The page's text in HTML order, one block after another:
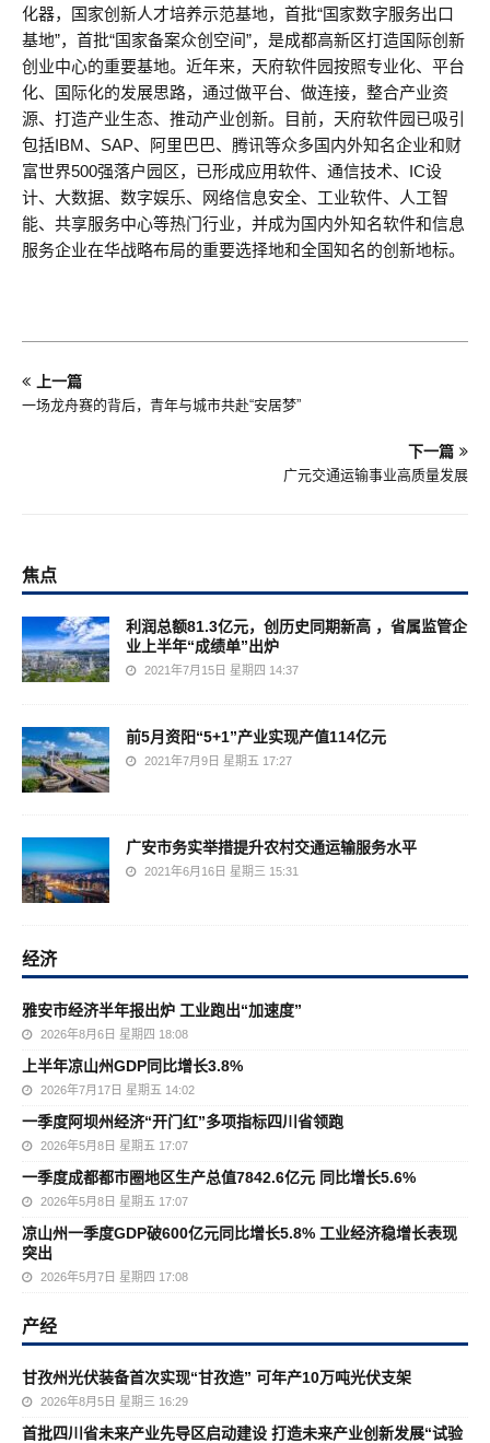
化器，国家创新人才培养示范基地，首批“国家数字服务出口
基地”，首批“国家备案众创空间”，是成都高新区打造国际创新
创业中心的重要基地。近年来，天府软件园按照专业化、平台
化、国际化的发展思路，通过做平台、做连接，整合产业资
源、打造产业生态、推动产业创新。目前，天府软件园已吸引
包括IBM、SAP、阿里巴巴、腾讯等众多国内外知名企业和财
富世界500强落户园区，已形成应用软件、通信技术、IC设
计、大数据、数字娱乐、网络信息安全、工业软件、人工智
能、共享服务中心等热门行业，并成为国内外知名软件和信息
服务企业在华战略布局的重要选择地和全国知名的创新地标。
上一篇
一场龙舟赛的背后，青年与城市共赴“安居梦”
下一篇
广元交通运输事业高质量发展
焦点
利润总额81.3亿元，创历史同期新高 ，省属监管企
业上半年“成绩单”出炉
2021年7月15日 星期四 14:37
前5月资阳“5+1”产业实现产值114亿元
2021年7月9日 星期五 17:27
广安市务实举措提升农村交通运输服务水平
2021年6月16日 星期三 15:31
经济
雅安市经济半年报出炉 工业跑出“加速度”
2026年8月6日 星期四 18:08
上半年凉山州GDP同比增长3.8%
2026年7月17日 星期五 14:02
一季度阿坝州经济“开门红”多项指标四川省领跑
2026年5月8日 星期五 17:07
一季度成都都市圈地区生产总值7842.6亿元 同比增长5.6%
2026年5月8日 星期五 17:07
凉山州一季度GDP破600亿元同比增长5.8% 工业经济稳增长表现
突出
2026年5月7日 星期四 17:08
产经
甘孜州光伏装备首次实现“甘孜造” 可年产10万吨光伏支架
2026年8月5日 星期三 16:29
首批四川省未来产业先导区启动建设 打造未来产业创新发展“试验